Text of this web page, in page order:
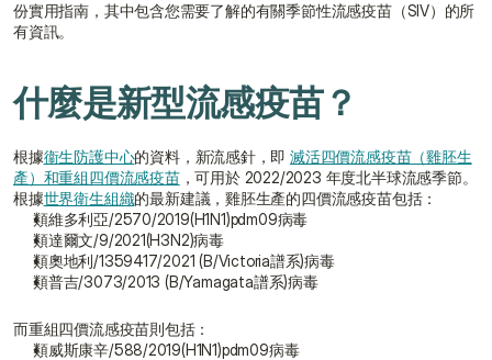
份實用指南，其中包含您需要了解的有關季節性流感疫苗（SIV）的所
有資訊。
什麼是新型流感疫苗？
根據衞生防護中心的資料，新流感針，即 滅活四價流感疫苗（雞胚生
產）和重組四價流感疫苗，可用於 2022/2023 年度北半球流感季節。
根據世界衛生組織的最新建議，雞胚生產的四價流感疫苗包括：
類維多利亞/2570/2019(H1N1)pdm09病毒
類達爾文/9/2021(H3N2)病毒
類奧地利/1359417/2021 (B/Victoria譜系)病毒
類普吉/3073/2013 (B/Yamagata譜系)病毒
而重組四價流感疫苗則包括：
類威斯康辛/588/2019(H1N1)pdm09病毒